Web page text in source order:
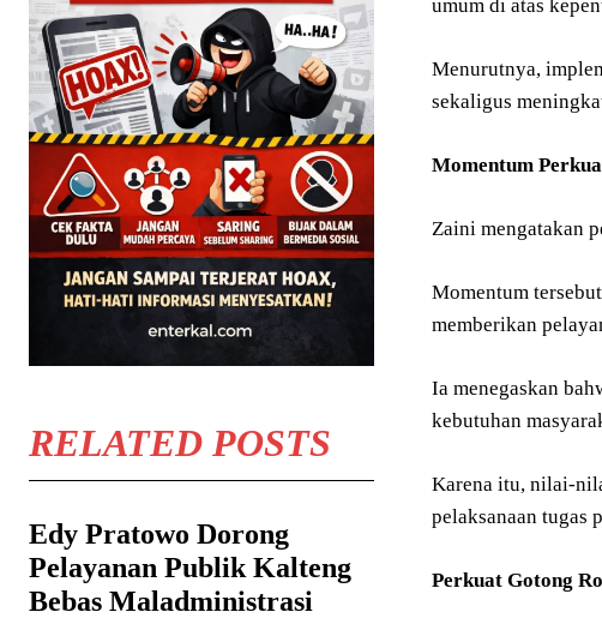
RELATED POSTS
Edy Pratowo Dorong
Pelayanan Publik Kalteng
Bebas Maladministrasi
umum di atas
Menurutnya,
sekaligus
Momentum
Zaini mengatakan
Momentum
memberikan
Ia menegaskan
kebutuhan
Karena itu, nilai-
pelaksanaan tugas
Perkuat Gotong